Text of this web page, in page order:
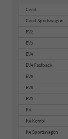
Ceed
Ceed Sportswagon
EV2
EV3
EV4
EV4 Fastback
EV5
EV6
EV9
K4
K4 Kombi
K4 Sportswagon